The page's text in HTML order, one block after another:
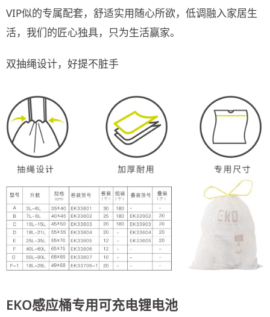
VIP似的专属配套，舒适实用随心所欲，低调融入家居生
活，我们的匠心独具，只为生活赢家。
双抽绳设计，好提不脏手
EKO感应桶专用可充电锂电池